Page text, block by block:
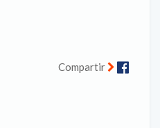
Compartir